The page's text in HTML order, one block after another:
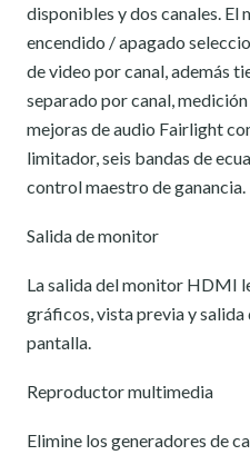
disponibles y dos canales. El
encendido / apagado
de video por canal, además
separado por canal,
mejoras de audio Fairlight
limitador, seis bandas de
control maestro de ganancia.
Salida de monitor
La salida del monitor HDMI
gráficos, vista previa y salida
pantalla.
Reproductor multimedia
Elimine los generadores de